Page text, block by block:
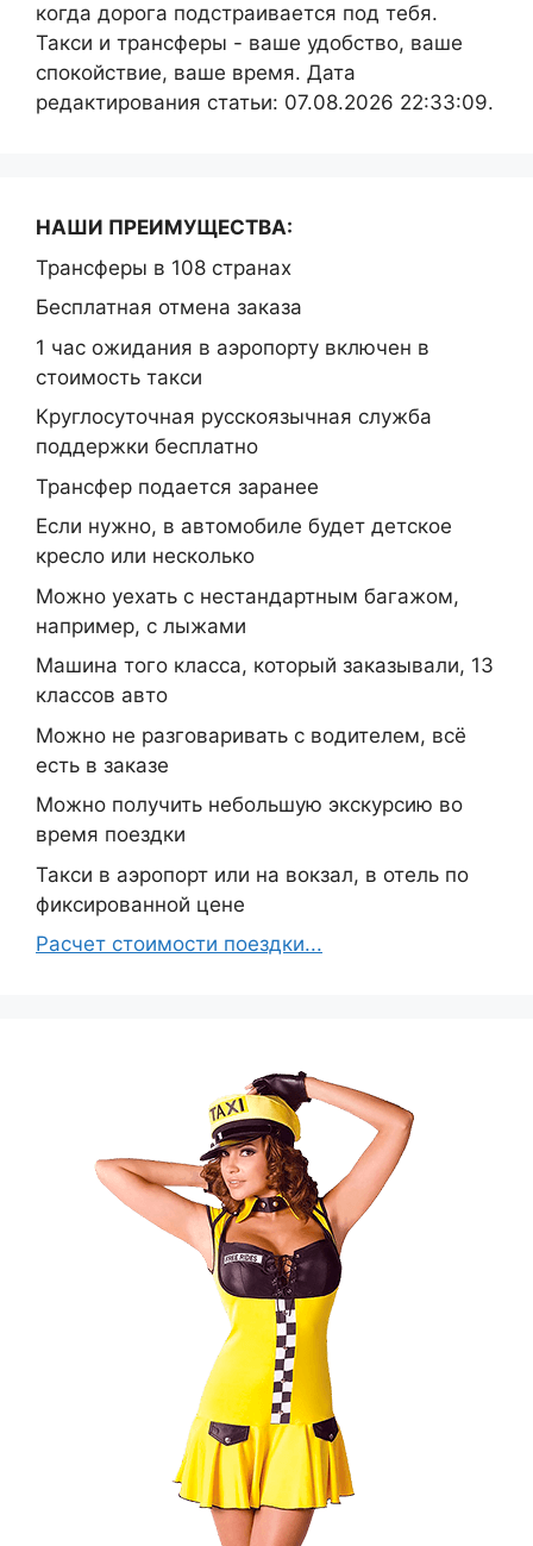
когда дорога подстраивается под тебя.
Такси и трансферы - ваше удобство, ваше
спокойствие, ваше время. Дата
редактирования статьи: 07.08.2026 22:33:09.
НАШИ ПРЕИМУЩЕСТВА:
Трансферы в 108 странах
Бесплатная отмена заказа
1 час ожидания в аэропорту включен в
стоимость такси
Круглосуточная русскоязычная служба
поддержки бесплатно
Трансфер подается заранее
Если нужно, в автомобиле будет детское
кресло или несколько
Можно уехать с нестандартным багажом,
например, с лыжами
Машина того класса, который заказывали, 13
классов авто
Можно не разговаривать с водителем, всё
есть в заказе
Можно получить небольшую экскурсию во
время поездки
Такси в аэропорт или на вокзал, в отель по
фиксированной цене
Расчет стоимости поездки...